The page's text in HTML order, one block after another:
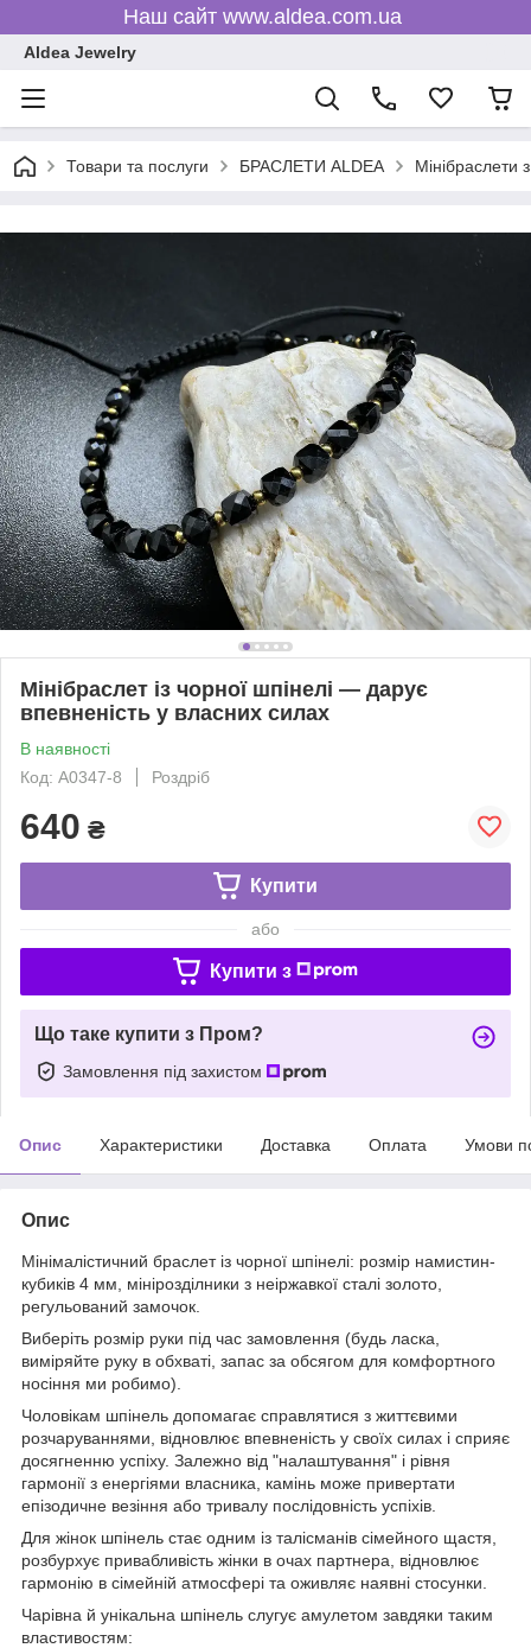
Наш сайт www.aldea.com.ua
Aldea Jewelry
Товари та послуги БРАСЛЕТИ ALDEA Мінібраслети
Мінібраслет із чорної шпінелі — дарує
впевненість у власних силах
В наявності
Код: A0347-8
Роздріб
640 ₴
Купити
або
Купити з
Що таке купити з Пром?
Замовлення під захистом
Опис Характеристики Доставка Оплата Умови
Опис
Мінімалістичний браслет із чорної шпінелі: розмір намистин-
кубиків 4 мм, мінірозділники з неіржавкої сталі золото,
регульований замочок.
Виберіть розмір руки під час замовлення (будь ласка,
виміряйте руку в обхваті, запас за обсягом для комфортного
носіння ми робимо).
Чоловікам шпінель допомагає справлятися з життєвими
розчаруваннями, відновлює впевненість у своїх силах і сприяє
досягненню успіху. Залежно від "налаштування" і рівня
гармонії з енергіями власника, камінь може привертати
епізодичне везіння або тривалу послідовність успіхів.
Для жінок шпінель стає одним із талісманів сімейного щастя,
розбурхує привабливість жінки в очах партнера, відновлює
гармонію в сімейній атмосфері та оживляє наявні стосунки.
Чарівна й унікальна шпінель слугує амулетом завдяки таким
властивостям: